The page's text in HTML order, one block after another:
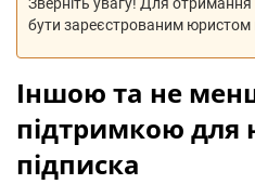
бути зареєстрованим юристом
Іншою та не
підтримкою для
підписка